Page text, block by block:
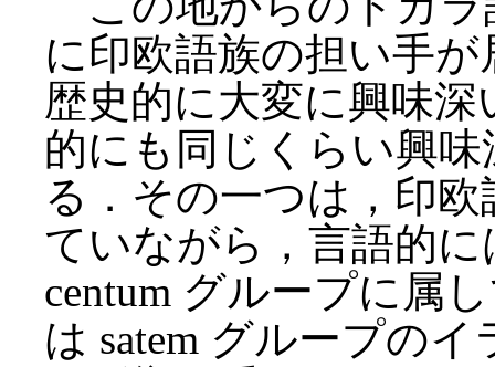
に印欧語族の担い手
歴史的に大変に興味
的にも同じくらい興
る．その一つは，印
ていながら，言語的
centum グループに属
は satem グループの